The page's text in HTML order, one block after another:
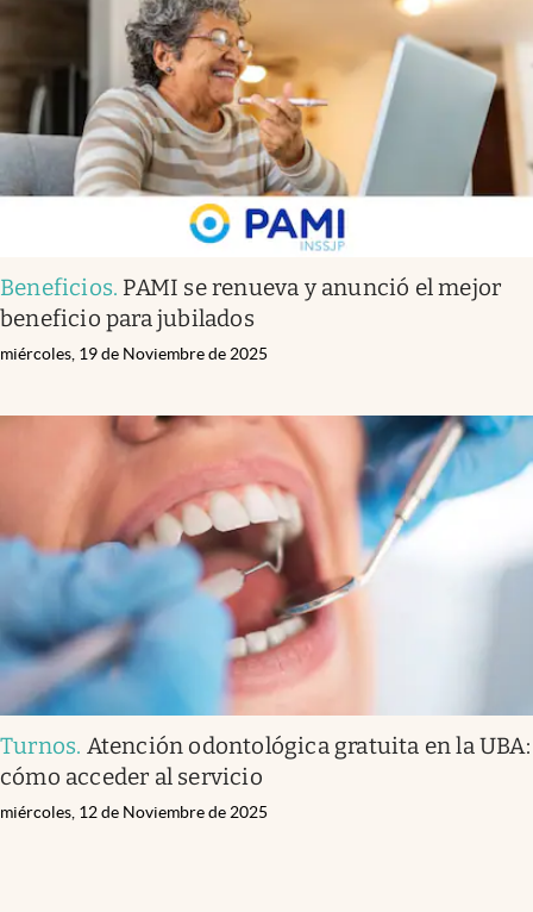
Beneficios. PAMI se renueva y anunció el mejor
beneficio para jubilados
miércoles, 19 de Noviembre de 2025
Turnos. Atención odontológica gratuita en la UBA:
cómo acceder al servicio
miércoles, 12 de Noviembre de 2025